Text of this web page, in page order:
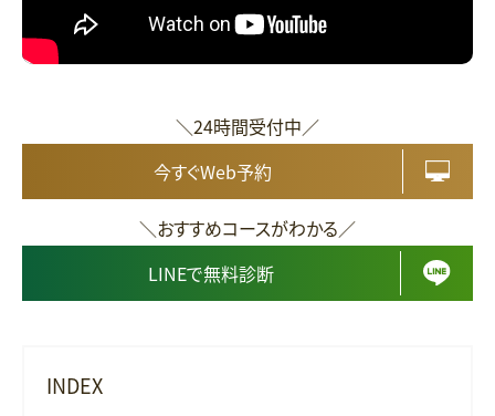
＼24時間受付中／
今すぐWeb予約
＼おすすめコースがわかる／
LINEで無料診断
INDEX